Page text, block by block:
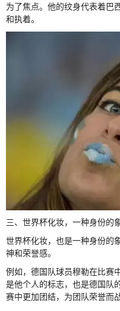
为了焦点。他的纹身代表着巴
和执着。
三、世界杯化妆，一种身份的
世界杯化妆，也是一种身份的
神和荣誉感。
例如，德国队球员穆勒在比赛
是他个人的标志，也是德国队
赛中更加团结，为团队荣誉而战